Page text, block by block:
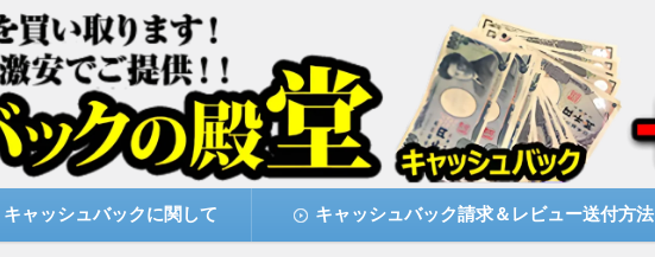
ャッシュバックの殿堂
安で購入できます
キャッシュバックに関して キャッシュバック請求＆レビュー送付方法